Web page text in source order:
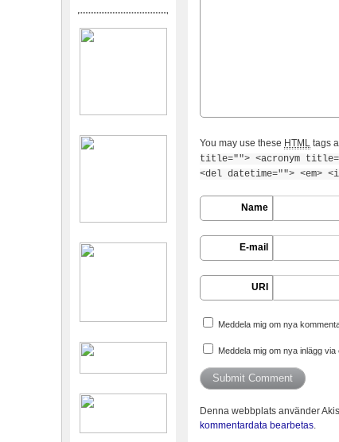
You may use these HTML tags
title=""> <acronym
<del datetime=""> <em>
Name
E-mail
URI
Meddela mig om nya
Meddela mig om nya inlägg via
Denna webbplats använder
kommentardata bearbetas